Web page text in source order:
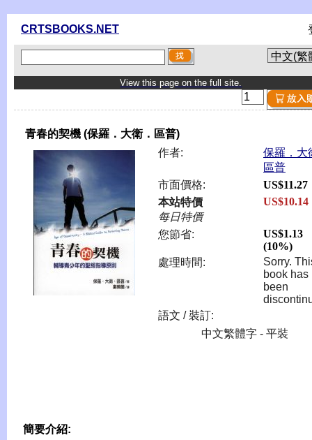
CRTSBOOKS.NET
View this page on the full site.
青春的契機 (保羅．大衛．區普)
作者:
保羅．大
區普
市面價格:
US$11.27
本站特價
每日特價
US$10.14
您節省:
US$1.13
(10%)
處理時間:
Sorry.
book has
been
語文 / 裝訂:
中文繁體字 - 平裝
簡要介紹: